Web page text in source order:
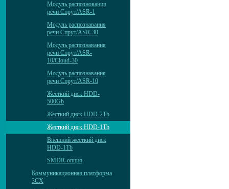
Модуль распознования
речи Спрут/ASR-1
Модуль распознавания
речи Спрут/ASR-30
Модуль распознавания
речи Спрут/ASR-
10/Cloud-30
Модуль распознавания
речи Спрут/ASR-10
Жесткий диск HDD-
500Gb
Жесткий диск HDD-2Tb
Жесткий диск HDD-1Tb
Внешний жесткий диск
HDD-1Tb
SMDR-опция
Коммуникационная платформа
3CX